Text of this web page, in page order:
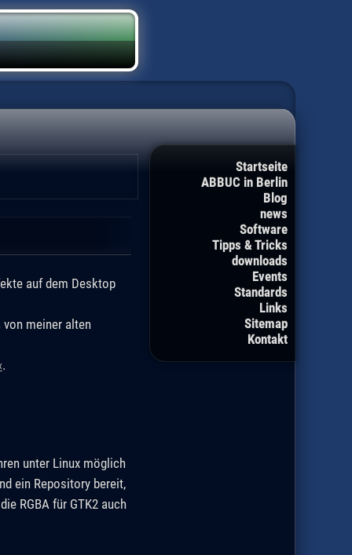
Startseite
ABBUC in Berlin
Blog
news
Software
Tipps & Tricks
downloads
Events
Standards
Links
Sitemap
Kontakt
auf dem Desktop
meiner alten
.
unter Linux möglich
ein Repository bereit,
RGBA für GTK2 auch